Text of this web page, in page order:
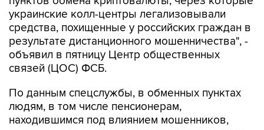
средства, похищенные у российских граждан в
результате дистанционного мошенничества", -
объявил в пятницу Центр общественных
связей (ЦОС) ФСБ.
По данным спецслужбы, в обменных пунктах
находившимся под влиянием мошенников,
продавали криптовалюту и переводили ее на
счета украинских кураторов.